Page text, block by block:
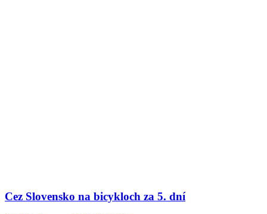
Cez Slovensko na bicykloch za 5. dní